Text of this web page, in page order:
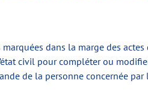
dans la marge des
civil pour compléter ou
de la personne concernée par